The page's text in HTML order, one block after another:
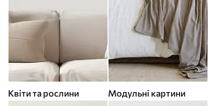
Квіти та рослини Модульні картини